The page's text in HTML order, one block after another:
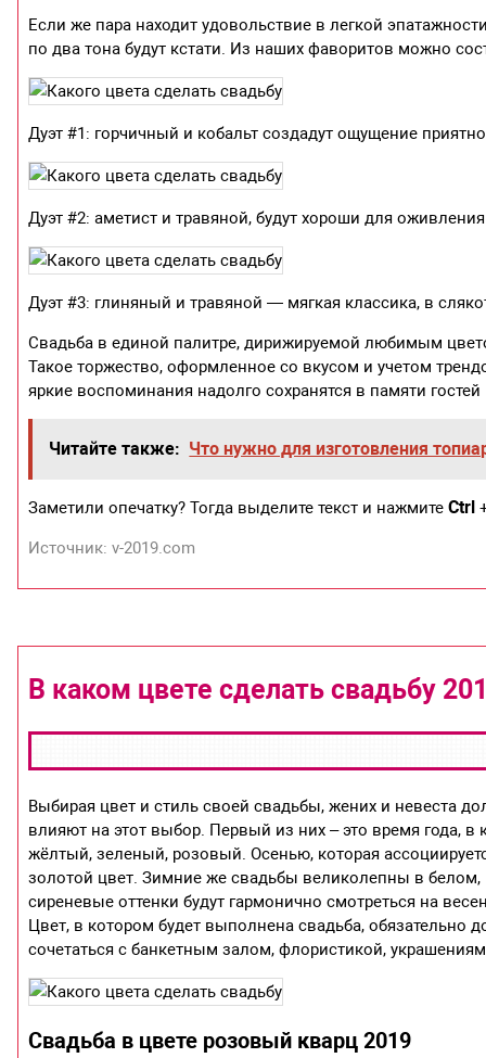
Если же пара находит удовольствие в легкой
по два тона будут кстати. Из наших фаворитов можно
Дуэт #1: горчичный и кобальт создадут ощущение
Дуэт #2: аметист и травяной, будут хороши для
Дуэт #3: глиняный и травяной — мягкая классика, в
Свадьба в единой палитре, дирижируемой любимым
Такое торжество, оформленное со вкусом и учетом
яркие воспоминания надолго сохранятся в памяти
Читайте также: Что нужно для изготовления
Заметили опечатку? Тогда выделите текст и нажмитеCtrl
Источник: v-2019.com
В каком цвете сделать свадьбу
Выбирая цвет и стиль своей свадьбы, жених и невеста
влияют на этот выбор. Первый из них – это время года, в
жёлтый, зеленый, розовый. Осенью, которая
золотой цвет. Зимние же свадьбы великолепны в
сиреневые оттенки будут гармонично смотреться на
Цвет, в котором будет выполнена свадьба, обязательно
сочетаться с банкетным залом, флористикой,
Свадьба в цвете розовый кварц 2019